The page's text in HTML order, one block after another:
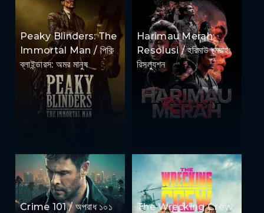
Peaky Blinders: The
Immortal Man / পিকি
ব্লাইন্ডারস: অমর মানুষ
Harimau Merah:
Resolusi / হরিমাউ মেরাহ:
রিসল্যুশন
Crime 101 / অপরাধ ১০১
The Wrecking Crew